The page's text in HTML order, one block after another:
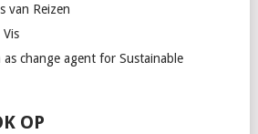
van Reizen
Vis
as change agent for Sustainable
OP